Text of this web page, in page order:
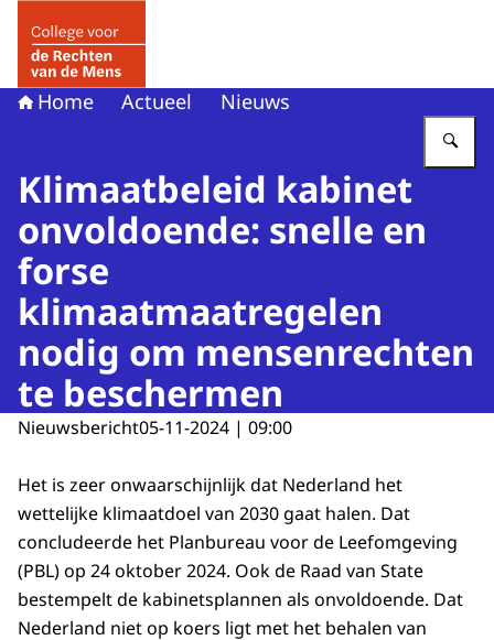
Home Actueel Nieuws
Klimaatbeleid kabinet
onvoldoende: snelle en
forse
klimaatmaatregelen
nodig om mensenrechten
te beschermen
Nieuwsbericht05-11-2024 | 09:00
Het is zeer onwaarschijnlijk dat Nederland het
wettelijke klimaatdoel van 2030 gaat halen. Dat
concludeerde het Planbureau voor de Leefomgeving
(PBL) op 24 oktober 2024. Ook de Raad van State
bestempelt de kabinetsplannen als onvoldoende. Dat
Nederland niet op koers ligt met het behalen van